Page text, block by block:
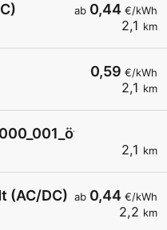
ab 0,44 €/kWh
2,1 km
0,59 €/kWh
2,1 km
2,1 km
ab 0,44 €/kWh
2,2 km
(AC/DC)